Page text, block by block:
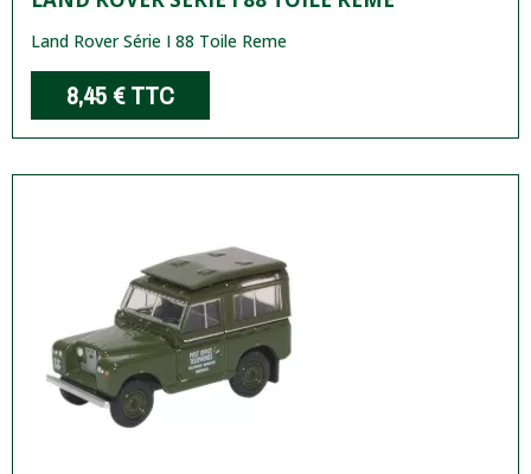
Land Rover Série I 88 Toile Reme
8,45 €TTC